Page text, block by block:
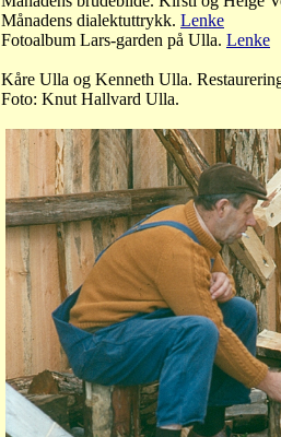
Månadens dialektuttrykk. Lenke
Fotoalbum Lars-garden på Ulla. Lenke
Kåre Ulla og Kenneth Ulla.
Foto: Knut Hallvard Ulla.